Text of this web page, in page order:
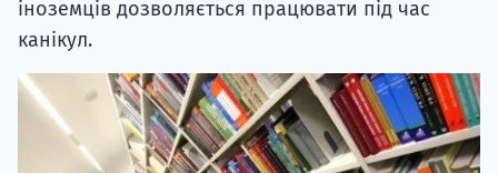
іноземців дозволяється працювати під час
канікул.